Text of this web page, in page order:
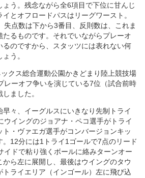
う。残念ながら全6項目で下位に甘んじ
とオフロードパスはリーグワースト。
失点数は下から3番目、反則数は、これま
たるものです。それでいながらプレーオ
るのですから、スタッツには表れない何
う。
クス総合運動公園かきどまり陸上競技場
レーオフ争いを演じている7位（試合前時
ました。
々、イーグルスにいきなり先制トライ
ウイングのジョアナ・ペコ選手がトライ
・ヴァエガ選手がコンバージョンキッ
。12分には1トライ1ゴールで7点のリード
イドで粘り強くボールに絡みターンオー
ら左に展開し、最後はウイングのタウ
トライエリア（インゴール）左に飛び込